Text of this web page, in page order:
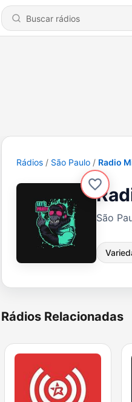
Rádios São Paulo Radio
São
Rádios Relacionadas